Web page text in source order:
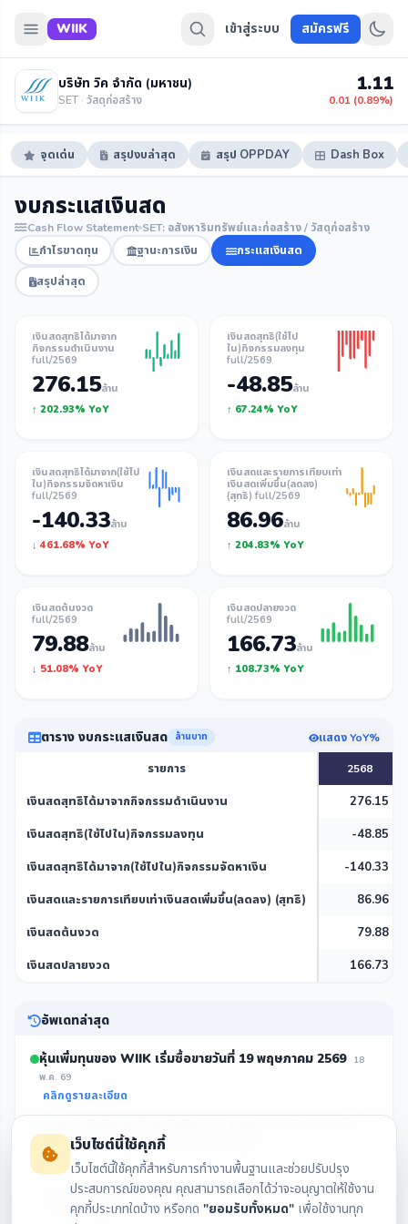
WIIK เข้าสู่ระบบ สมัครฟรี
บริษัท วิค จำกัด (มหาชน)
SET · วัสดุก่อสร้าง
1.11
0.01 (0.89%)
จุดเด่น สรุปงบล่าสุด สรุป OPPDAY Dash Box
งบกระแสเงินสด
Cash Flow Statement SET: อสังหาริมทรัพย์และก่อสร้าง / วัสดุก่อสร้าง
กำไรขาดทุน ฐานะการเงิน
กระแสเงินสด
สรุปล่าสุด
เงินสดสุทธิได้มาจาก
กิจกรรมดำเนินงาน
full/2569
276.15ล้าน
↑ 202.93% YoY
เงินสดสุทธิ(ใช้ไป
ใน)กิจกรรมลงทุน
full/2569
-48.85ล้าน
↑ 67.24% YoY
เงินสดสุทธิได้มาจาก(ใช้ไป
ใน)กิจกรรมจัดหาเงิน
full/2569
-140.33ล้าน
↓ 461.68% YoY
เงินสดและรายการเทียบเท่า
เงินสดเพิ่มขึ้น(ลดลง)
(สุทธิ) full/2569
86.96ล้าน
↑ 204.83% YoY
เงินสดต้นงวด
full/2569
79.88ล้าน
↓ 51.08% YoY
เงินสดปลายงวด
full/2569
166.73ล้าน
↑ 108.73% YoY
ตาราง งบกระแสเงินสด ล้านบาท แสดง YoY%
รายการ 2568
เงินสดสุทธิได้มาจากกิจกรรมดำเนินงาน
276.15
เงินสดสุทธิ(ใช้ไปใน)กิจกรรมลงทุน
-48.85
เงินสดสุทธิได้มาจาก(ใช้ไปใน)กิจกรรมจัดหาเงิน
-140.33
เงินสดและรายการเทียบเท่าเงินสดเพิ่มขึ้น(ลดลง) (สุทธิ)
86.96
เงินสดต้นงวด
79.88
เงินสดปลายงวด
166.73
อัพเดทล่าสุด
หุ้นเพิ่มทุนของ WIIK เริ่มซื้อขายวันที่ 19 พฤษภาคม 2569 18
พ.ค. 69
คลิกดูรายละเอียด
จากธุรกิจท่อ PE และบริหารจัดการต้นทุน
คลิกดูรายละเอียด
คำอธิบายและวิเคราะห์ของฝ่ายจัดการ ไตรมาสที่ 1 สิ้นสุดวันที่
31 มี.ค. 2569 13 พ.ค. 69
เว็บไซต์นี้ใช้คุกกี้
เว็บไซต์นี้ใช้คุกกี้สำหรับการทำงานพื้นฐานและช่วยปรับปรุง
ประสบการณ์ของคุณ คุณสามารถเลือกได้ว่าจะอนุญาตให้ใช้งาน
คุกกี้ประเภทใดบ้าง หรือกด "ยอมรับทั้งหมด" เพื่อใช้งานทุก